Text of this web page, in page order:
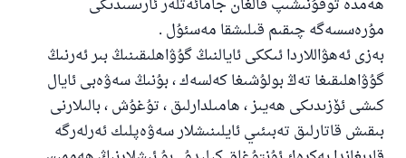
ھەمدە توقۇنىشىپ قالغان جامائەتلەر ئارىسىدىكى
مۇرەسسەگە چىقىم قىلىشقا مەسئۇل .
بەزى ئەھۋاللاردا ئىككى ئايالنىڭ گۇۋاھلىقىنىڭ بىر ئەرنىڭ
گۇۋاھلىقىغا تەڭ بولۇشىغا كەلسەك ، بۇنىڭ سەۋەبى ئايال
كىشى ئۆزىدىكى ھەيىز ، ھامىلدارلىق ، تۇغۇش ، بالىلارنى
بىقىش قاتارلىق تەبىئىي ئايلىنىشلار سەۋەپلىك ئەرلەرگە
مۇسلىم رىۋايەت قىلغان (1893) ھەدىس
ئىئائە